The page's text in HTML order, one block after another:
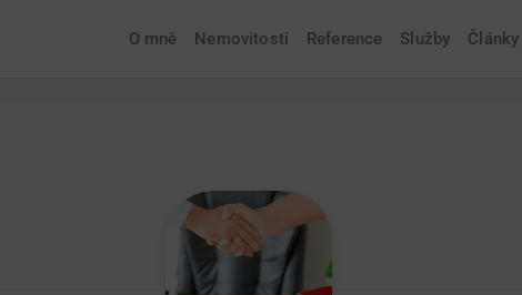
O mně Nemovitosti Reference Služby Články